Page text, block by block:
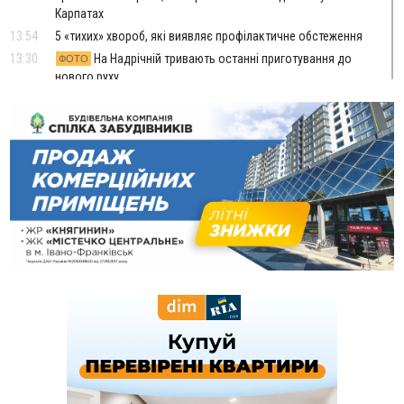
Карпатах
13:54
5 «тихих» хвороб, які виявляє профілактичне обстеження
13:30
ФОТО
На Надрічній тривають останні приготування до
нового руху
У Франківську зафіксували найбільшу спеку за всю історію
спостережень
12:24
Лікування наркоманії Київ: чому важливо розпочати
терапію якомога раніше
12:00
Франківця, який у Косові викрав за магазину понад 640
тисяч гривень у валюті, засудили до 5 років
11:50
Податкова передасть в Міноборони для "Оберегу" дані про
чоловіків 18–60 років
11:20
Водійка, яку на Сухомлинського побив інший керманич,
У Франківську, Коломиї, Долині та Яремче 6 серпня
зафіксували рекордну спеку
Змушував надсилати інтимні фото: на Прикарпатті
затримали підозрюваного у розбещенні малолітньої
АМКУ розпочав справу проти Гвіздецької селищної ради
через різні ставки земельного податку